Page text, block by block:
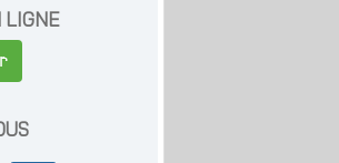
LIGNE